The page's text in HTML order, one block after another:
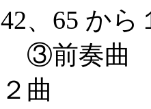
42、65 から
③前奏曲
２曲